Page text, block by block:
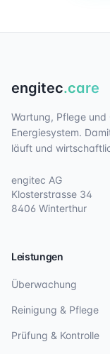
engitec.care
Wartung, Pflege
Energiesystem.
läuft und
engitec AG
Klosterstrasse 34
8406 Winterthur
Leistungen
Überwachung
Reinigung & Pflege
Prüfung & Kontrolle